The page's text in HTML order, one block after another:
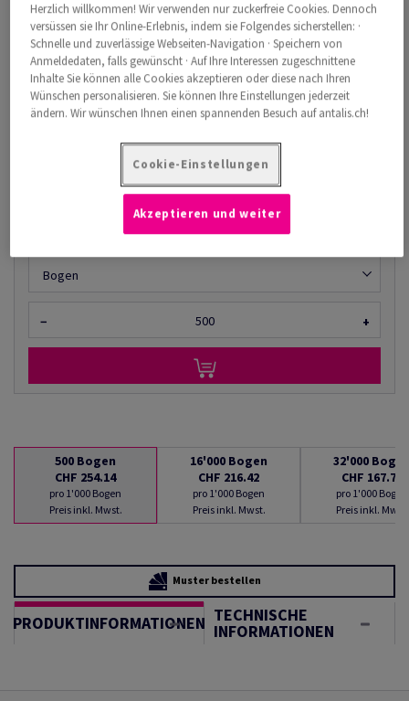
Image, Impact, hochweiss, holzfrei ECF, 100g/m2, 340mm x 460mm,
SB, Paket zu 500 Bogen/Blatt, FSC Mix Credit
Weitere Produktinformationen
Produkt weiterempfehlen
Katalogpreis inkl. MwSt.
LIEFERBAR AB 10/08/2026
Bogen
− +
500 Bogen
CHF 254.14
pro 1'000 Bogen
Preis inkl. Mwst.
16'000 Bogen
CHF 216.42
pro 1'000 Bogen
Preis inkl. Mwst.
32'000
CHF 167.77
pro 1'000 Bogen
Preis inkl. Mwst.
Muster bestellen
PRODUKTINFORMATIONEN TECHNISCHE
INFORMATIONEN
Herzlich willkommen! Wir verwenden nur zuckerfreie Cookies. Dennoch
versüssen sie Ihr Online-Erlebnis, indem sie Folgendes sicherstellen: ·
Schnelle und zuverlässige Webseiten-Navigation · Speichern von
Anmeldedaten, falls gewünscht · Auf Ihre Interessen zugeschnittene
Inhalte Sie können alle Cookies akzeptieren oder diese nach Ihren
Wünschen personalisieren. Sie können Ihre Einstellungen jederzeit
ändern. Wir wünschen Ihnen einen spannenden Besuch auf antalis.ch!
Cookie-Einstellungen
Akzeptieren und weiter